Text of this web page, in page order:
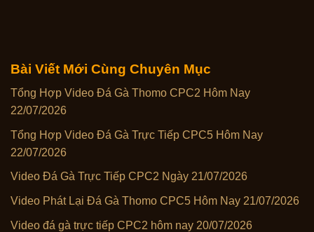
Bài Viết Mới Cùng Chuyên Mục
Tổng Hợp Video Đá Gà Thomo CPC2 Hôm Nay
22/07/2026
Tổng Hợp Video Đá Gà Trực Tiếp CPC5 Hôm Nay
22/07/2026
Video Đá Gà Trực Tiếp CPC2 Ngày 21/07/2026
Video Phát Lại Đá Gà Thomo CPC5 Hôm Nay 21/07/2026
Video đá gà trực tiếp CPC2 hôm nay 20/07/2026